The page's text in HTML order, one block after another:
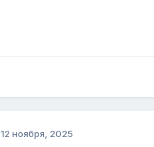
12 ноября, 2025